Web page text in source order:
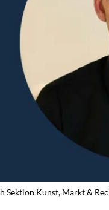
Sektion Kunst, Markt &